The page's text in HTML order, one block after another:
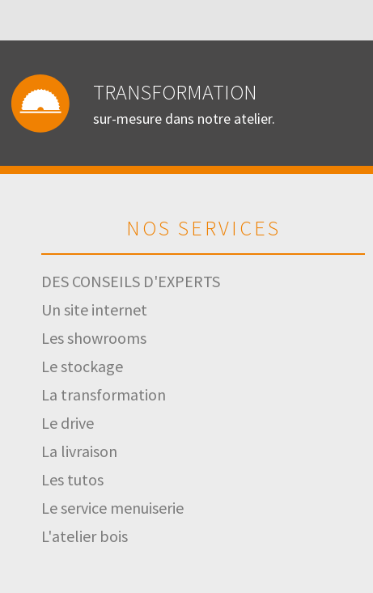
TRANSFORMATION
sur-mesure dans notre atelier.
NOS SERVICES
DES CONSEILS D'EXPERTS
Un site internet
Les showrooms
Le stockage
La transformation
Le drive
La livraison
Les tutos
Le service menuiserie
L'atelier bois